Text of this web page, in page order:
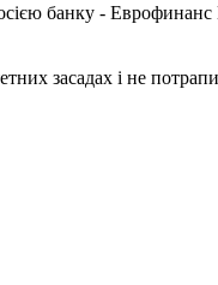
банку -
засадах і не